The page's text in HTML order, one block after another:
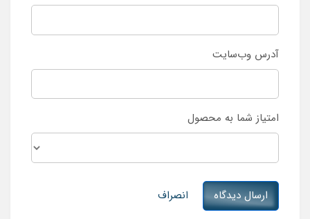
آدرس وب‌سایت
امتیاز شما به محصول
ارسال دیدگاه انصراف